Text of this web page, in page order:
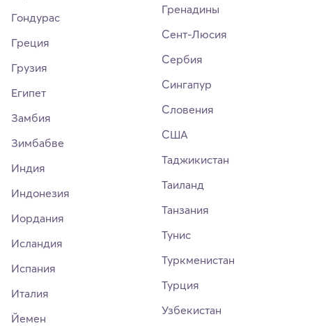
Гондурас
Греция
Грузия
Египет
Замбия
Зимбабве
Индия
Индонезия
Иордания
Исландия
Испания
Италия
Йемен
Гренадины
Сент-Люсия
Сербия
Сингапур
Словения
США
Таджикистан
Таиланд
Танзания
Тунис
Туркменистан
Турция
Узбекистан